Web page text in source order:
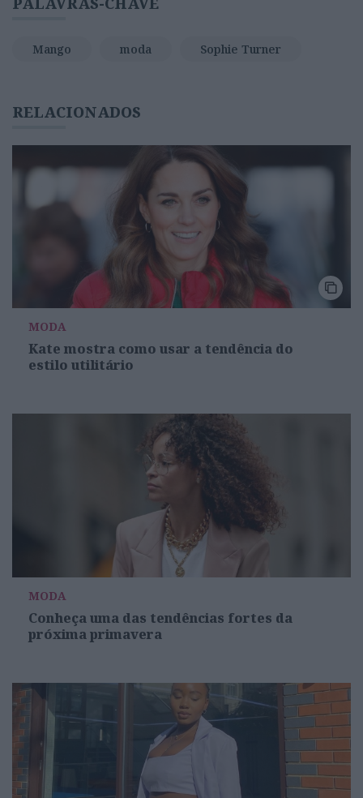
Mango moda Sophie Turner
RELACIONADOS
MODA
Kate mostra como usar a tendência do
estilo utilitário
MODA
Conheça uma das tendências fortes da
próxima primavera